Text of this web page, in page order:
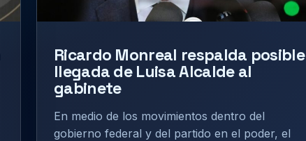
Ricardo Monreal respalda posible
llegada de Luisa Alcalde al
gabinete
En medio de los movimientos dentro del
gobierno federal y del partido en el poder, el